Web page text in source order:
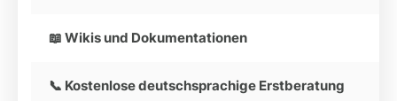
📖 Wikis und Dokumentationen
📞 Kostenlose deutschsprachige Erstberatung